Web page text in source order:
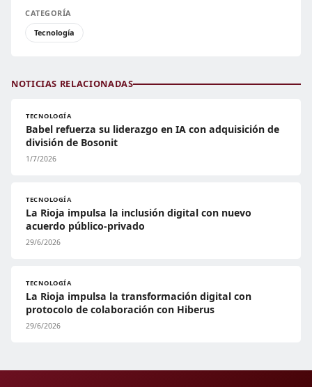
CATEGORÍA
Tecnología
NOTICIAS RELACIONADAS
TECNOLOGÍA
Babel refuerza su liderazgo en IA con adquisición de
división de Bosonit
1/7/2026
TECNOLOGÍA
La Rioja impulsa la inclusión digital con nuevo
acuerdo público-privado
29/6/2026
TECNOLOGÍA
La Rioja impulsa la transformación digital con
protocolo de colaboración con Hiberus
29/6/2026